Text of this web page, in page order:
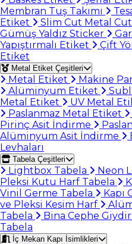
Membran Tuş Takımı
Etiket
Slim Cut Metal Cut
Gümüş Yaldız Sticker
Yapıştırmalı Etiket
Çift
Etiket
Metal Etiket Çeşitleri
Metal Etiket Makine
Alüminyum Etiket
Metal Etiket
UV Metal
Paslanmaz Metal Etiket
Pirinç Asit İndirme
Alüminyum Asit İndirme
Levhaları
Tabela Çeşitleri
Lightbox Tabela Neon
Pleksi Kutu Harf Tabela
Vinil Germe Tabela
Kapı
ve Pleksi Kesim Harf
Tabela
Bina Cephe
Tabela
İç Mekan Kapı İsimlikleri